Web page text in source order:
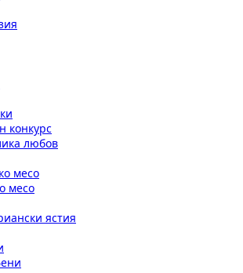
конкурс
любов
месо
месо
ястия